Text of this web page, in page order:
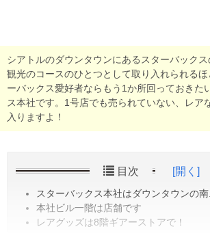
シアトルのダウンタウンにあるスターバック
観光のコースのひとつとして取り入れられる
ーバックス愛好者ならもう1か所回っておきた
ス本社です。1号店でも売られていない、レア
入りますよ！
目次 [開く]
スターバックス本社はダウンタウンの南
本社ビル一階は店舗です
レアグッズは8階ギアーストアで！